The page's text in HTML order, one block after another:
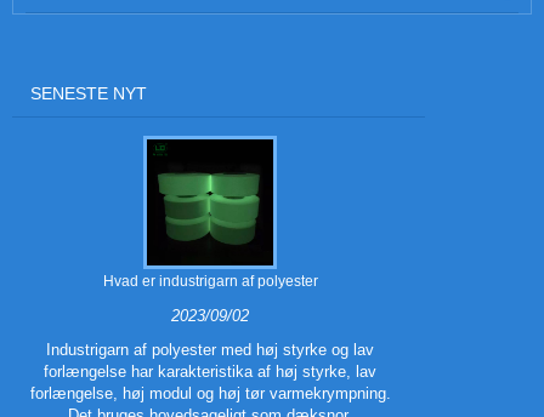
SENESTE NYT
Hvad er industrigarn af polyester
2023/09/02
Industrigarn af polyester med høj styrke og lav
forlængelse har karakteristika af høj styrke, lav
forlængelse, høj modul og høj tør varmekrympning.